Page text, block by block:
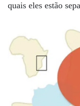
quais eles estão